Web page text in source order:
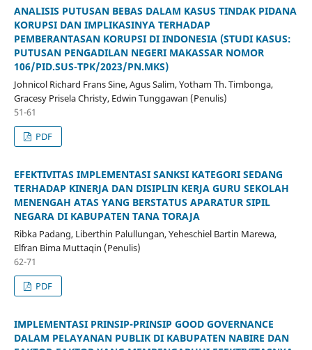
ANALISIS PUTUSAN BEBAS DALAM KASUS TINDAK PIDANA
KORUPSI DAN IMPLIKASINYA TERHADAP
PEMBERANTASAN KORUPSI DI INDONESIA (STUDI KASUS:
PUTUSAN PENGADILAN NEGERI MAKASSAR NOMOR
106/PID.SUS-TPK/2023/PN.MKS)
Johnicol Richard Frans Sine, Agus Salim, Yotham Th. Timbonga,
Gracesy Prisela Christy, Edwin Tunggawan (Penulis)
51-61
PDF
EFEKTIVITAS IMPLEMENTASI SANKSI KATEGORI SEDANG
TERHADAP KINERJA DAN DISIPLIN KERJA GURU SEKOLAH
MENENGAH ATAS YANG BERSTATUS APARATUR SIPIL
NEGARA DI KABUPATEN TANA TORAJA
Ribka Padang, Liberthin Palullungan, Yeheschiel Bartin Marewa,
Elfran Bima Muttaqin (Penulis)
62-71
PDF
IMPLEMENTASI PRINSIP-PRINSIP GOOD GOVERNANCE
DALAM PELAYANAN PUBLIK DI KABUPATEN NABIRE DAN